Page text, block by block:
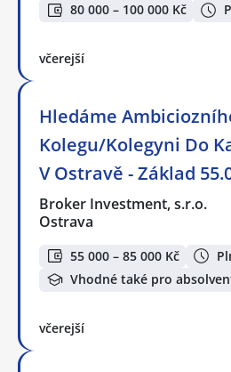
80 000 – 100 000 Kč
včerejší
Hledáme
Kolegu/Kolegyni Do
V Ostravě - Základ
Broker Investment, s.r.o.
Ostrava
55 000 – 85 000 Kč
Vhodné také pro
včerejší